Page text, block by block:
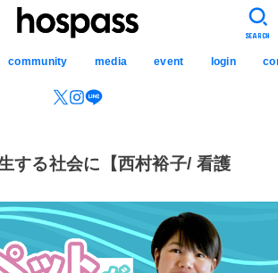
hospass media
community media event login
SEARCH
する社会に【西村裕子/ 看護